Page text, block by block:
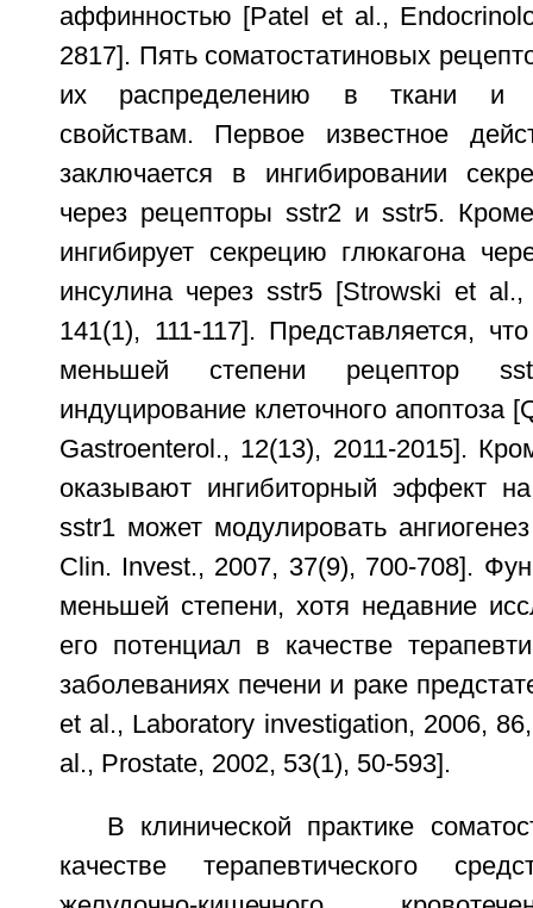
аффинностью [Patel et al.,
2817]. Пять соматостатиновых
их распределению в ткани и
свойствам. Первое известное
заключается в ингибировании
через рецепторы sstr2 и sstr5. Кроме
ингибирует секрецию глюкагона
инсулина через sstr5 [Strowski et al.,
141(1), 111-117]. Представляется,
меньшей степени рецептор
индуцирование клеточного апоптоза
Gastroenterol., 12(13), 2011-2015].
оказывают ингибиторный эффект
sstr1 может модулировать
Clin. Invest., 2007, 37(9), 700-708].
меньшей степени, хотя недавние
его потенциал в качестве
заболеваниях печени и раке
et al., Laboratory investigation, 2006,
al., Prostate, 2002, 53(1), 50-593].
В клинической практике
качестве терапевтического